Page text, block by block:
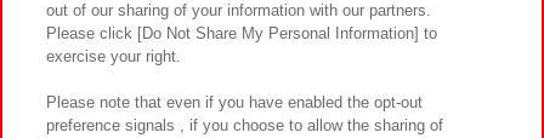
プライバシーポリシー ウェブアクセシビリティ方針と検証結果
お取引先さまとともに
カスタマーハラスメント対応方針 よくあるご質問・お問い合わせ
out of our sharing of your information with our partners.
Please click [Do Not Share My Personal Information] to
exercise your right.
Please note that even if you have enabled the opt-out
preference signals , if you choose to allow the sharing of